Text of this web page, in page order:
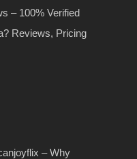
van
oefenen
skills…
e-liquid kan
– 100% Verified
Reviews, Pricing
– Why